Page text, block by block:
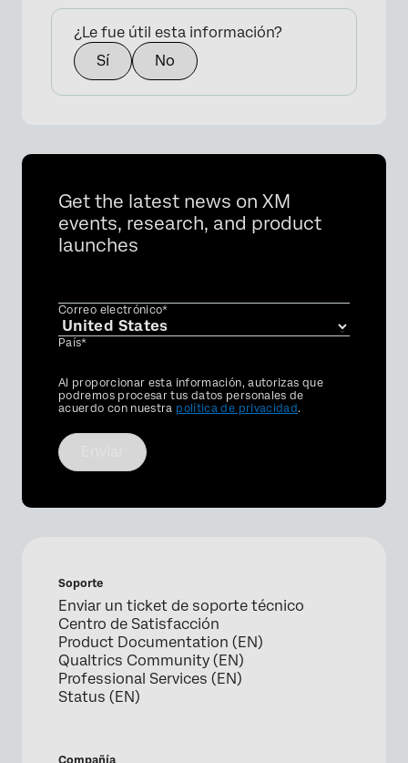
¿Le fue útil esta información?
Sí
No
Get the latest news on XM
events, research, and product
launches
Correo electrónico*
País*
Privacy
Optin
Al proporcionar esta información, autorizas que
podremos procesar tus datos personales de
acuerdo con nuestra política de privacidad.
Soporte
Enviar un ticket de soporte técnico
Centro de Satisfacción
Product Documentation (EN)
Qualtrics Community (EN)
Professional Services (EN)
Status (EN)
Compañía